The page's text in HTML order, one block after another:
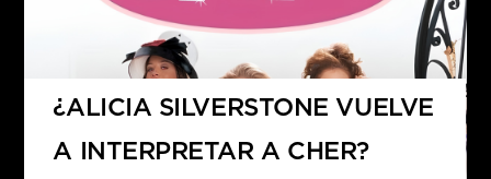
¿ALICIA SILVERSTONE VUELVE
A INTERPRETAR A CHER?